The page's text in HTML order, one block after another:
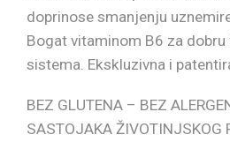
doprinose smanjenju
Bogat vitaminom B6 za
sistema. Ekskluzivna i
BEZ GLUTENA – BEZ
SASTOJAKA ŽIVOTINJSKOG